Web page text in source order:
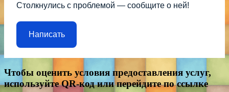
Столкнулись с проблемой — сообщите о ней!
Написать
Чтобы оценить условия предоставления услуг,
используйте QR-код или перейдите по ссылке